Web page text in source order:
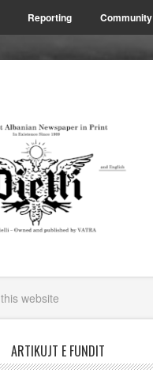
Reporting Community
ARTIKUJT E FUNDIT